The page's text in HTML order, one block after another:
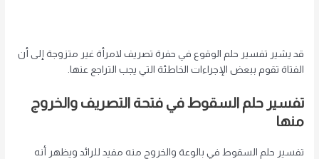
قد يشير تفسير حلم الوقوع في حفرة تصريف لامرأة غير متزوجة إلى أن
الفتاة تقوم ببعض الإجراءات الخاطئة التي يجب التراجع عنها.
تفسير حلم السقوط في فتحة التصريف والخروج
منها
تفسير حلم السقوط في بالوعة والخروج منه مفيد للرائد ويظهر أنه